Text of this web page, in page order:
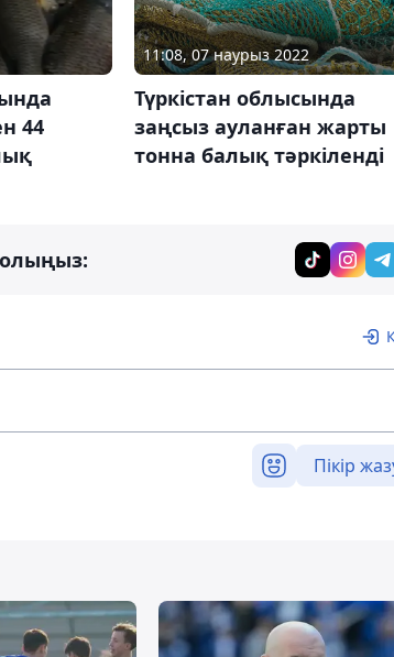
44
11:08, 07 наурыз 2022
Түркістан облысында
заңсыз ауланған жарты
тонна балық тәркіленді
Пікір